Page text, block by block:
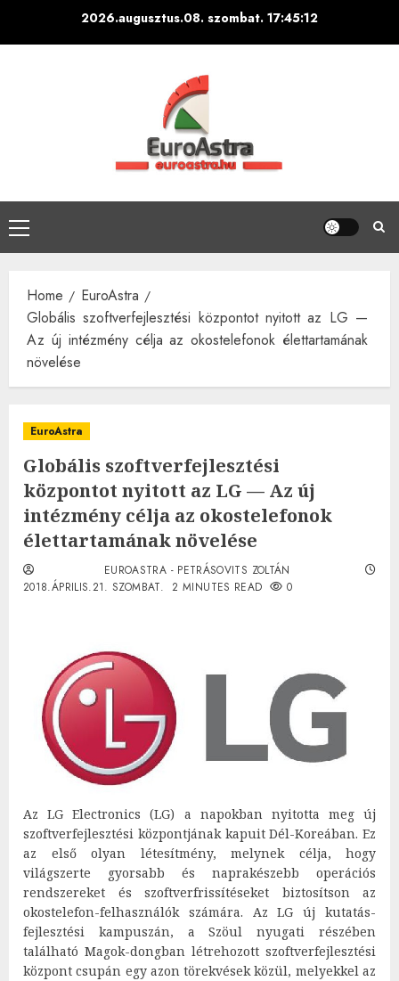
2026.augusztus.08. szombat. 17:45:13
Primary
Menu
Home
EuroAstra
Globális szoftverfejlesztési központot nyitott az LG —
Az új intézmény célja az okostelefonok élettartamának
növelése
EuroAstra
Globális szoftverfejlesztési
központot nyitott az LG — Az új
intézmény célja az okostelefonok
élettartamának növelése
EUROASTRA - PETRÁSOVITS ZOLTÁN
2018.ÁPRILIS.21. SZOMBAT. 2 MINUTES READ 0
Az LG Electronics (LG) a napokban nyitotta meg új
szoftverfejlesztési központjának kapuit Dél-Koreában. Ez
az első olyan létesítmény, melynek célja, hogy
világszerte gyorsabb és naprakészebb operációs
rendszereket és szoftverfrissítéseket biztosítson az
okostelefon-felhasználók számára. Az LG új kutatás-
fejlesztési kampuszán, a Szöul nyugati részében
található Magok-dongban létrehozott szoftverfejlesztési
központ csupán egy azon törekvések közül, melyekkel az